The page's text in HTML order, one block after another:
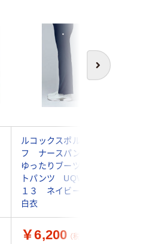
次へ
ルコックスポルティ
フ ナースパンツ
ゆったりブーツカッ
トパンツ UQW２０
１３ ネイビー L
白衣
￥6,200 （税込）